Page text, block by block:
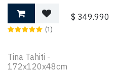
$ 349.990
(1)
Tina Tahiti -
172x120x48cm